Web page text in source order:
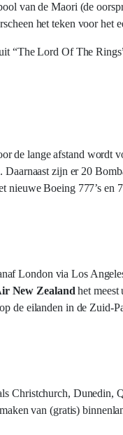
van de Maori (de
het teken voor het
“The Lord Of The
de lange afstand wordt
zijn er 20
Boeing 777’s en
London via Los
New Zealand het
de eilanden in de Zuid-
Christchurch, Dunedin,
van (gratis)